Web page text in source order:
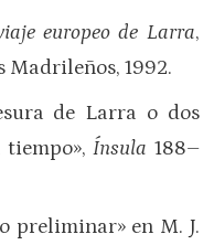
europeo de Larra,
1992.
de Larra o dos
tiempo»,Ínsula 188–
preliminar» en M. J.